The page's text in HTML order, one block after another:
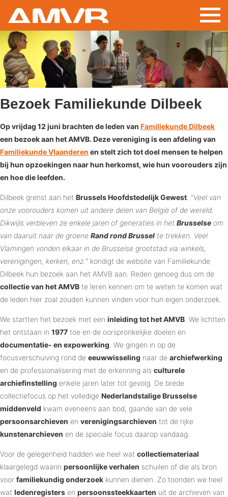
contenu
principal
Bezoek Familiekunde Dilbeek
Op vrijdag 12 juni brachten de leden van Familiekunde Dilbeek
een bezoek aan het AMVB. Deze vereniging is een afdeling van
Familiekunde Vlaanderen en stelt zich tot doel mensen te helpen
bij hun opzoekingen naar hun herkomst, wie hun voorouders zijn
en hoe die leefden.
Dilbeek grenst aan het Brussels Hoofdstedelijk Gewest . "Veel van
onze voorouders komen uit andere delen van België of de wereld.
Dikwijls verbleven ze enkele jaren of generaties in het Brusselse om
van daaruit naar de groene Rand rond Brussel te trekken. Veel
Vlamingen vonden elkaar in de Brusselse grootstad via winkels,
verenigingen, kerken, enz. " kondigt de website van Familiekunde
Dilbeek hun bezoek aan het AMVB aan. Reden genoeg dus om de
collectie van het AMVB te leren kennen om te weten te komen wat
de leden hier zoal zouden kunnen vinden voor hun eigen onderzoek.
We startten het bezoek met een inleiding tot het AMVB . We lichtten
het ontstaan in 1977 toe en de oorspronkelijke doelen en
documentatie- en expowerking . We gingen in op de
focusverschuiving rond de eeuwwisseling naar de archiefwerking
en de professionalisering met de erkenning als culturele
archiefinstelling enkele jaren later tot gevolg. De brede
collectiefocus op het volledige Nederlandstalige Brusselse
middenveld kwam eveneens aan bod, gaande van de vele
persoonsarchieven en verenigingsarchieven tot de rijke
kunstenarchieven en de speciale focus daarop vandaag.
Voor de gelegenheid hadden we heel wat collectiemateriaal
klaargelegd waarin persoonlijke verhalen schuilen of die als bron
voor familiekundig onderzoek kunnen dienen. Zo toonden we heel
wat ledenregisters en persoonssteekkaarten uit de archieven van